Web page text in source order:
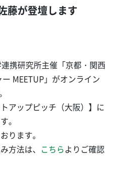
藤が登壇します
携研究所主催「京都・関西
MEETUP」がオンライン
アップピッチ（大阪）】に
。
ります。
方法は、
こちら よりご確認